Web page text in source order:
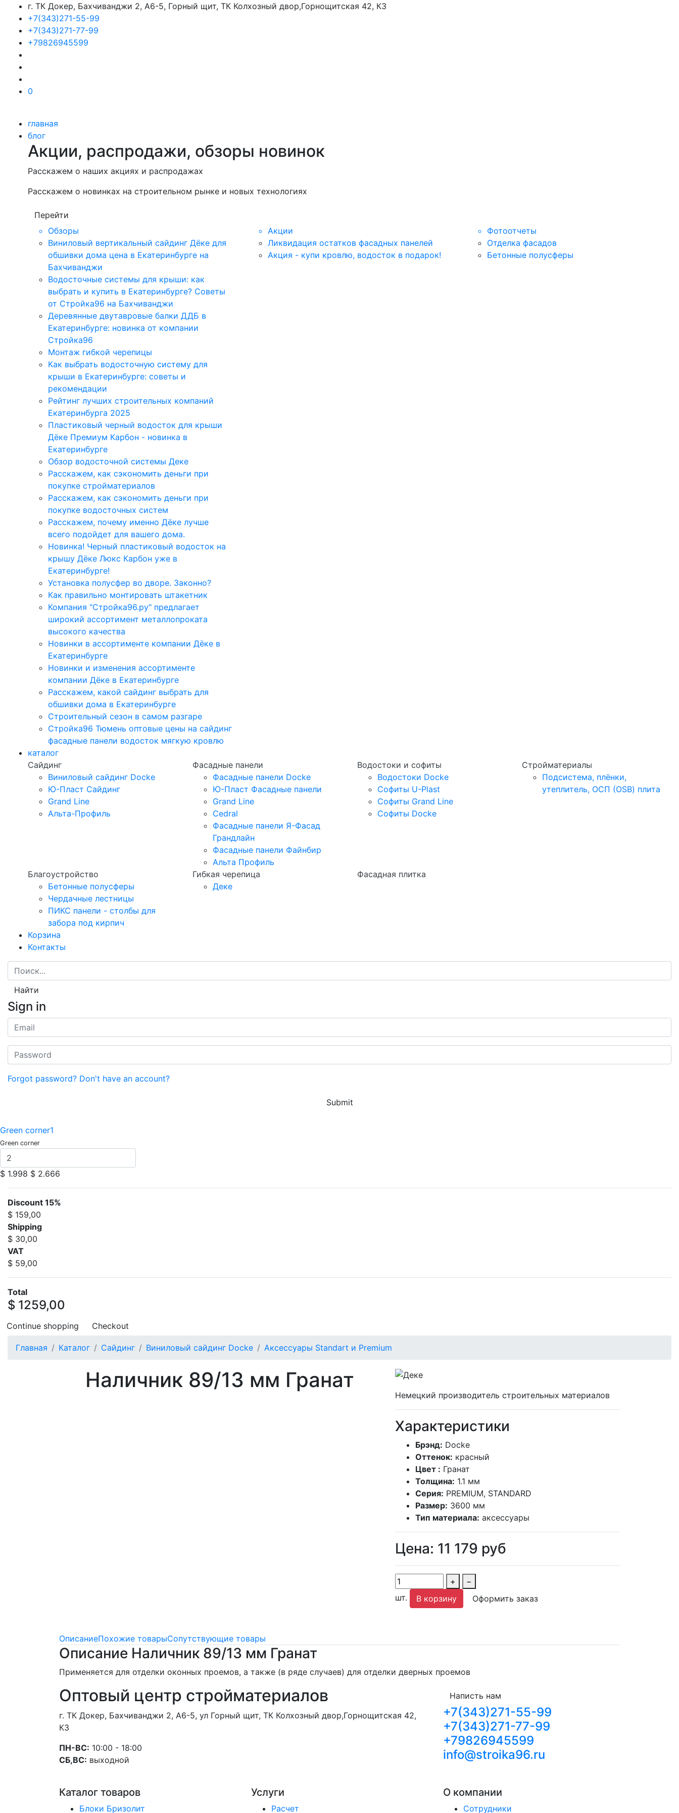
г. ТК Докер, Бахчиванджи 2, А6-5, Горный щит, ТК Колхозный двор,Горнощитская 42, К3
+7(343)271-55-99
+7(343)271-77-99
+79826945599
0
главная
блог
Акции, распродажи, обзоры новинок
Расскажем о наших акциях и распродажах
Расскажем о новинках на строительном рынке и новых технологиях
Перейти
Обзоры
Виниловый вертикальный сайдинг Дёке для
обшивки дома цена в Екатеринбурге на
Бахчиванджи
Водосточные системы для крыши: как
выбрать и купить в Екатеринбурге? Советы
от Стройка96 на Бахчиванджи
Деревянные двутавровые балки ДДБ в
Екатеринбурге: новинка от компании
Стройка96
Монтаж гибкой черепицы
Как выбрать водосточную систему для
крыши в Екатеринбурге: советы и
рекомендации
Рейтинг лучших строительных компаний
Екатеринбурга 2025
Пластиковый черный водосток для крыши
Дёке Премиум Карбон - новинка в
Екатеринбурге
Обзор водосточной системы Деке
Расскажем, как сэкономить деньги при
покупке стройматериалов
Расскажем, как сэкономить деньги при
покупке водосточных систем
Расскажем, почему именно Дёке лучше
всего подойдет для вашего дома.
Новинка! Черный пластиковый водосток на
крышу Дёке Люкс Карбон уже в
Екатеринбурге!
Установка полусфер во дворе. Законно?
Как правильно монтировать штакетник
Компания "Стройка96.ру" предлагает
широкий ассортимент металлопроката
высокого качества
Новинки в ассортименте компании Дёке в
Екатеринбурге
Новинки и изменения ассортименте
компании Дёке в Екатеринбурге
Расскажем, какой сайдинг выбрать для
обшивки дома в Екатеринбурге
Строительный сезон в самом разгаре
Стройка96 Тюмень оптовые цены на сайдинг
фасадные панели водосток мягкую кровлю
Акции
Ликвидация остатков фасадных панелей
Акция - купи кровлю, водосток в подарок!
Фотоотчеты
Отделка фасадов
Бетонные полусферы
каталог
Сайдинг
Виниловый сайдинг Docke
Ю-Пласт Сайдинг
Grand Line
Альта-Профиль
Фасадные панели
Фасадные панели Docke
Ю-Пласт Фасадные панели
Grand Line
Cedral
Фасадные панели Я-Фасад
Грандлайн
Фасадные панели Файнбир
Альта Профиль
Водостоки и софиты
Водостоки Docke
Софиты U-Plast
Софиты Grand Line
Софиты Docke
Стройматериалы
Подсистема, плёнки,
утеплитель, ОСП (OSB) плита
Благоустройство
Бетонные полусферы
Чердачные лестницы
ПИКС панели - столбы для
забора под кирпич
Гибкая черепица
Деке
Фасадная плитка
Корзина
Контакты
Найти
Sign in
Forgot password? Don't have an account?
Submit
Green corner1
Green corner
$ 1.998 $ 2.666
Discount 15%
$ 159,00
Shipping
$ 30,00
VAT
$ 59,00
Total
$ 1259,00
Continue shopping Checkout
Главная Каталог Сайдинг Виниловый сайдинг Docke Аксессуары Standart и Premium
Наличник 89/13 мм Гранат
Немецкий производитель строительных материалов
Характеристики
Брэнд: Docke
Оттенок: красный
Цвет : Гранат
Толщина: 1.1 мм
Серия: PREMIUM, STANDARD
Размер: 3600 мм
Тип материала: аксессуары
Цена: 11 179 руб
+
−
шт.
В корзину Оформить заказ
ОписаниеПохожие товарыСопутствующие товары
Описание Наличник 89/13 мм Гранат
Применяется для отделки оконных проемов, а также (в ряде случаев) для отделки дверных проемов
Оптовый центр стройматериалов
г. ТК Докер, Бахчиванджи 2, А6-5, ул Горный щит, ТК Колхозный двор,Горнощитская 42,
К3
ПН-ВС: 10:00 - 18:00
СБ,ВС: выходной
Написть нам
+7(343)271-55-99
+7(343)271-77-99
+79826945599
info@stroika96.ru
Каталог товаров
Блоки Бризолит
Услуги
Расчет
О компании
Сотрудники